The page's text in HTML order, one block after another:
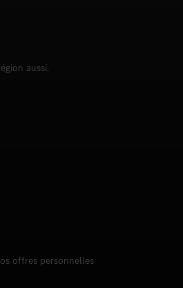
aussi.
offres personnelles